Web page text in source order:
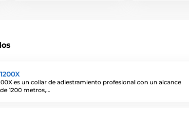
es un collar de adiestramiento profesional con un alcance
1200 metros,…